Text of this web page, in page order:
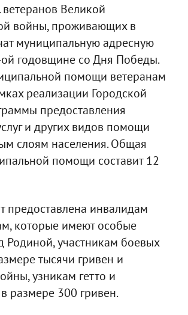
Великой
войны, проживающих в
муниципальную адресную
годовщине со Дня Победы.
помощи ветеранам
реализации Городской
предоставления
и других видов помощи
слоям населения. Общая
помощи составит 12
предоставлена инвалидам
которые имеют особые
Родиной, участникам боевых
тысячи гривен и
узникам гетто и
размере 300 гривен.